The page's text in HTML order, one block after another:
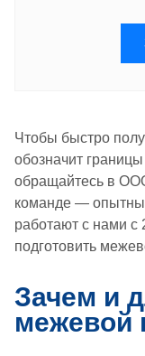
Чтобы быстро
обозначит
обращайтесь в
команде —
работают с нами с
подготовить
Зачем и
межевой